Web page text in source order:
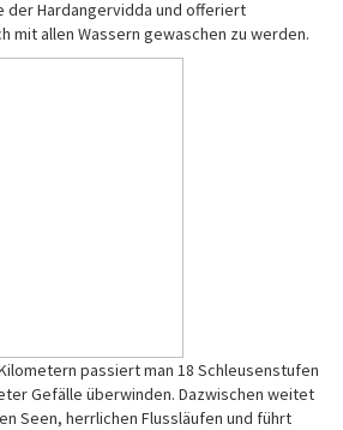
der Hardangervidda und offeriert
mit allen Wassern gewaschen zu werden.
passiert man 18 Schleusenstufen
Gefälle überwinden. Dazwischen weitet
Seen, herrlichen Flussläufen und führt